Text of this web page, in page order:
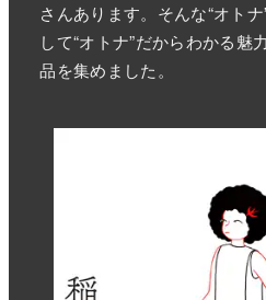
さんあります。そんな“オト
して“オトナ”だからわかる魅
品を集めました。